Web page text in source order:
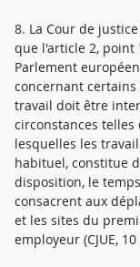
8. La Cour de
que l'article 2, point
Parlement
concernant
travail doit être
circonstances telles
lesquelles les
habituel, constitue
disposition, le
consacrent aux
et les sites du
employeur (CJUE,